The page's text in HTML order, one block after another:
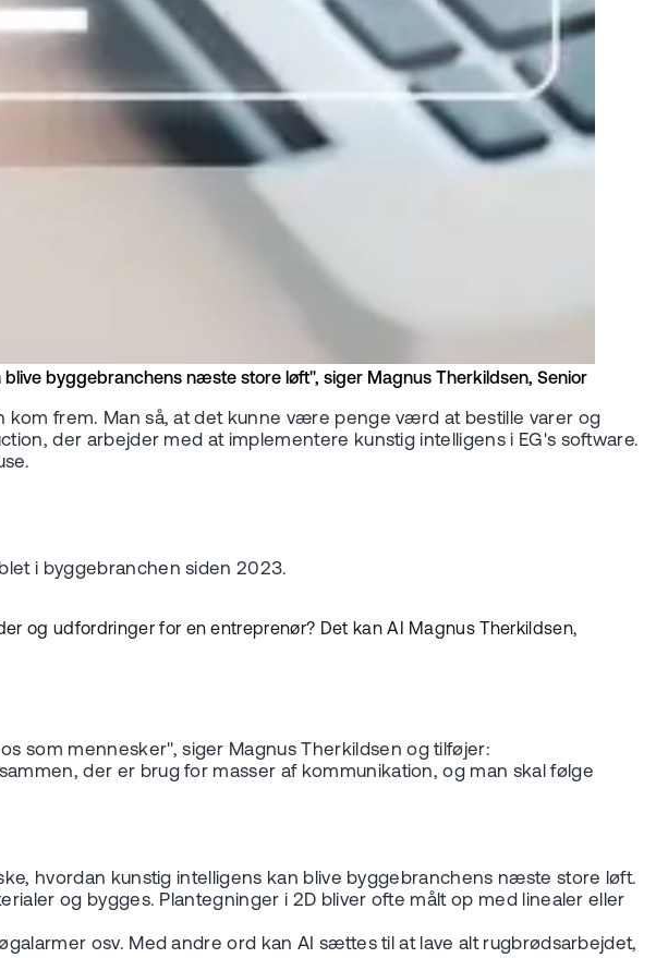
byggebranchens næste store løft", siger Magnus Therkildsen, Senior
frem. Man så, at det kunne være penge værd at bestille varer og
der arbejder med at implementere kunstig intelligens i EG's software.
i byggebranchen siden 2023.
og udfordringer for en entreprenør? Det kan AI Magnus Therkildsen,
som mennesker", siger Magnus Therkildsen og tilføjer:
der er brug for masser af kommunikation, og man skal følge
hvordan kunstig intelligens kan blive byggebranchens næste store løft.
og bygges. Plantegninger i 2D bliver ofte målt op med linealer eller
osv. Med andre ord kan AI sættes til at lave alt rugbrødsarbejdet,